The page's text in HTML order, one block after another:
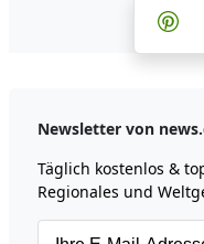
Newsletter von
Täglich kostenlos &
Regionales und